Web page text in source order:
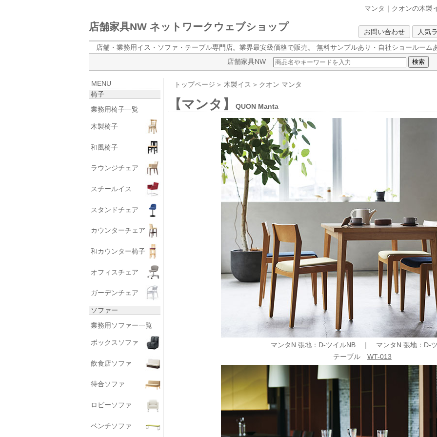
マンタ｜クオンの木製
店舗家具NW ネットワークウェブショップ お問い合わせ
人気
店舗・業務用イス・ソファ・テーブル専門店。業界最安級価格で販売。
無料サンプルあり・自社ショールーム
店舗家具NW
MENU
椅子
業務用椅子一覧
木製椅子
和風椅子
ラウンジチェア
スチールイス
スタンドチェア
カウンターチェア
和カウンター椅子
オフィスチェア
ガーデンチェア
ソファー
業務用ソファー一覧
ボックスソファ
飲食店ソファ
待合ソファ
ロビーソファ
ベンチソファ
トップページ ＞ 木製イス ＞ クオン マンタ
【マンタ】QUON Manta
マンタN 張地：D-ツイルNB ｜ マンタN 張地：D-
テーブル WT-013